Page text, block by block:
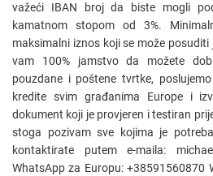
važeći IBAN broj da biste mogli
kamatnom stopom od 3%.
maksimalni iznos koji se može
vam 100% jamstvo da možete
pouzdane i poštene tvrtke,
kredite svim građanima Europe i
dokument koji je provjeren i testiran
stoga pozivam sve kojima je
kontaktirate putem e-maila:
WhatsApp za Europu: +38591560870